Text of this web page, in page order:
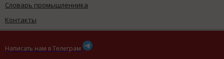
Словарь промышленника
Контакты
Написать нам в Телеграм